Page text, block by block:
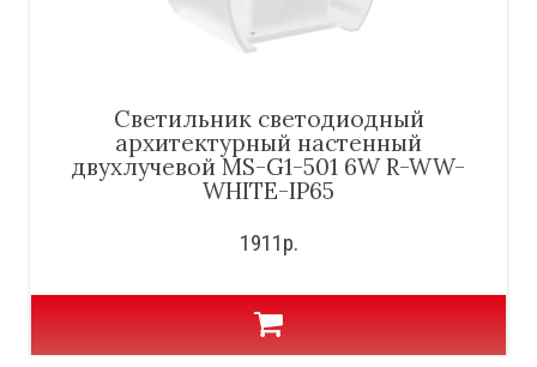
Светильник светодиодный
архитектурный настенный
двухлучевой MS-G1-501 6W R-WW-
WHITE-IP65
1911р.